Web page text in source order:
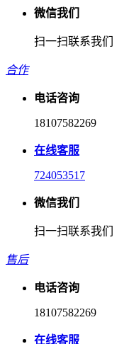
微信我们
扫一扫联系我们
合作
电话咨询
18107582269
在线客服
724053517
微信我们
扫一扫联系我们
售后
电话咨询
18107582269
在线客服